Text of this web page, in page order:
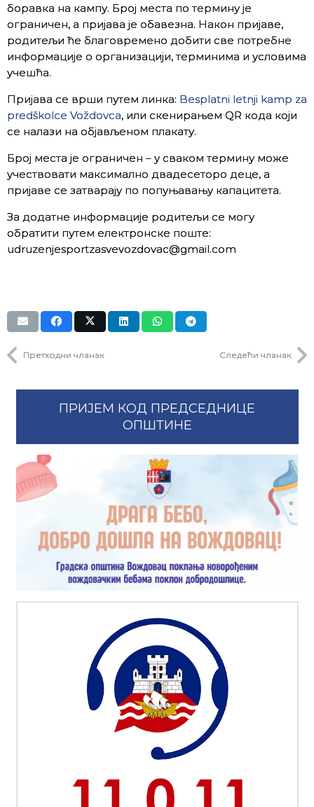
боравка на кампу. Број места по термину је
ограничен, а пријава је обавезна. Након пријаве,
родитељи ће благовремено добити све потребне
информације о организацији, терминима и условима
учешћа.
Пријава се врши путем линка: Besplatni letnji kamp za
predškolce Voždovca, или скенирањем QR кода који
се налази на објављеном плакату.
Број места је ограничен – у сваком термину може
учествовати максимално двадесеторо деце, а
пријаве се затварају по попуњавању капацитета.
За додатне информације родитељи се могу
обратити путем електронске поште:
udruzenjesportzasvevozdovac@gmail.com
Претходни чланак Следећи чланак
ПРИЈЕМ КОД ПРЕДСЕДНИЦЕ
ОПШТИНЕ